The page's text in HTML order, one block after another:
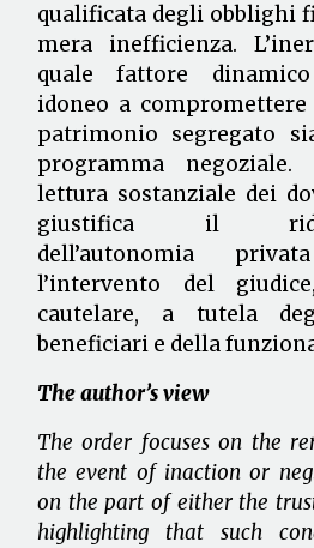
qualificata degli obblighi
mera inefficienza.
quale fattore
idoneo a
patrimonio segregato
programma
lettura sostanziale dei
giustifica il
dell’autonomia
l’intervento del
cautelare, a tutela
beneficiari e della
The author’s view
The order focuses on the
the event of inaction or
on the part of either the
highlighting that such